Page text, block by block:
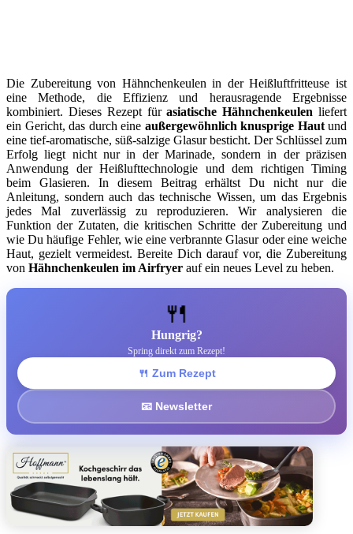
Die Zubereitung von Hähnchenkeulen in der Heißluftfritteuse ist
eine Methode, die Effizienz und herausragende Ergebnisse
kombiniert. Dieses Rezept fürasiatische Hähnchenkeulen liefert
ein Gericht, das durch eine außergewöhnlich knusprige Hautund
eine tief-aromatische, süß-salzige Glasur besticht. Der Schlüssel zum
Erfolg liegt nicht nur in der Marinade, sondern in der präzisen
Anwendung der Heißlufttechnologie und dem richtigen Timing
beim Glasieren. In diesem Beitrag erhältst Du nicht nur die
Anleitung, sondern auch das technische Wissen, um das Ergebnis
jedes Mal zuverlässig zu reproduzieren. Wir analysieren die
Funktion der Zutaten, die kritischen Schritte der Zubereitung und
wie Du häufige Fehler, wie eine verbrannte Glasur oder eine weiche
Haut, gezielt vermeidest. Bereite Dich darauf vor, die Zubereitung
von Hähnchenkeulen im Airfryer auf ein neues Level zu heben.
🍴
Hungrig?
Spring direkt zum Rezept!
🍴 Zum Rezept
📧 Newsletter